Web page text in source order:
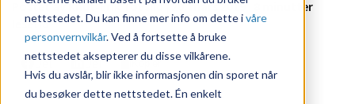
nettstedet. Du kan finne mer info om dette ivåre
personvernvilkår. Ved å fortsette å bruke
nettstedet aksepterer du disse vilkårene.
Hvis du avslår, blir ikke informasjonen din sporet når
du besøker dette nettstedet. Én enkelt
Postet avKnut-Erik Tovslid|20. mars 2019
| 8 minutter
lesetid
Del Del Kopier